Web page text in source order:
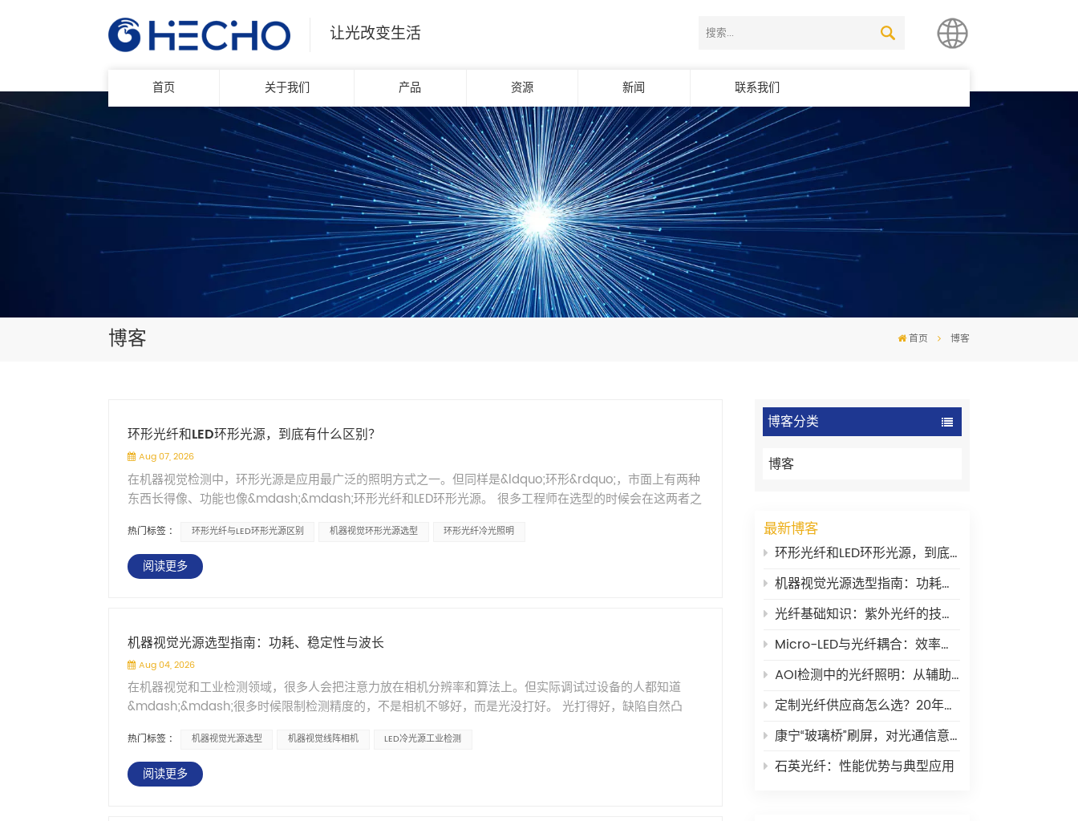
让光改变生活
简体中文
English
首页 关于我们 产品 资源 新闻 联系我们
博客 首页 博客
博客分类
博客
最新博客
环形光纤和LED环形光源，到底有什么区别？
机器视觉光源选型指南：功耗、稳定性与波长
光纤基础知识：紫外光纤的技术要点
Micro-LED与光纤耦合：效率瓶颈在哪里？
AOI检测中的光纤照明：从辅助工具到核心环节
定制光纤供应商怎么选？20年老兵的一些大实话
康宁“玻璃桥”刷屏，对光通信意味着什么？
石英光纤：性能优势与典型应用
环形光纤和LED环形光源，到底有什么区别？
Aug 07, 2026
在机器视觉检测中，环形光源是应用最广泛的照明方式之一。但同样是&ldquo;环形&rdquo;，市面上有两种
东西长得像、功能也像&mdash;&mdash;环形光纤和LED环形光源。 很多工程师在选型的时候会在这两者之
这篇文章直接对比。 环形光纤产品介绍 一、先说结构：一个发光点在远端，一个发光点在环上 这是两者最
根本的区别。 LED环形光源的结构很直接&mdash;&mdash;LED灯珠排成一个环，通电之后环本身发光。发
光点就在环上，直接照向被测物体。 环形光纤的结构不太一样：光源（LED或卤素灯）在远端，光通过一束
均匀性：连续光 vs 离散点 LED环形光源由一个个独立的LED灯珠排列成环。每个灯珠是一个发光点，多个点
拼成一个环。灯珠之间有间隙，环上天然存在亮区和暗区的交替。 如果灯珠数量够多、排列够密，肉眼可能
看不出来。但在高精度检测中，相机比眼睛敏感得多&mdash;&mdash;这种微小的不均匀性可能会被捕捉
到，影响图像质量。 环形光纤的光纤束在环上是连续排列的，出光面没有断点。光从光纤末端均匀射出，形
成连续的光环。简单说就是：没有灯珠之间的间隙，也就没有亮暗交替的问题。 有研究对比过两者的照明特
征：LED环形阵列的光斑存在点状阴影，而环形光纤束的光斑均匀、无阴影。 三、散热：热在远端 vs 热在环
上 LED光源虽然比卤素灯发热小很多，但LED灯珠本身还是会发热的。LED环形光源的灯珠就在环上，热量直
接散在检测工位附近。虽然可以通过散热设计控制温度，但对于热敏感的样品来说，这个热量还是需要考虑
的。 环形光纤的光源在远端，通过光纤把光传导到环上。光纤传光的过程中基本不产生热量，环上出光端几
热门标签 : 环形光纤与LED环形光源区别 机器视觉环形光源选型 环形光纤冷光照明
阅读更多
机器视觉光源选型指南：功耗、稳定性与波长
Aug 04, 2026
在机器视觉和工业检测领域，很多人会把注意力放在相机分辨率和算法上。但实际调试过设备的人都知道
&mdash;&mdash;很多时候限制检测精度的，不是相机不够好，而是光没打好。 光打得好，缺陷自然凸
得关注，并不是每个工程师都能一下子说清楚。这篇文章从功耗、稳定性和波长三个维度聊聊光源选型的一
些考量。 一、功耗与光效：LED正在取代卤素灯，不是没有原因的 如果你接触过工业光源的迭代过程，应该
知道卤素灯和金属卤素灯曾经是主流。它们的优点是亮度高，缺点是寿命短&mdash;&mdash;通常只有
热门标签 : 机器视觉光源选型 机器视觉线阵相机 LED冷光源工业检测
阅读更多